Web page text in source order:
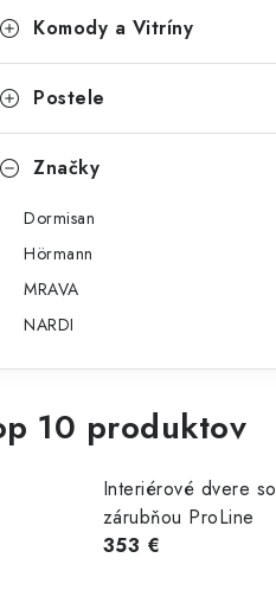
Komody a Vitríny
Postele
Značky
Dormisan
Hörmann
MRAVA
NARDI
10 produktov
Interiérové dvere so
zárubňou ProLine
353 €